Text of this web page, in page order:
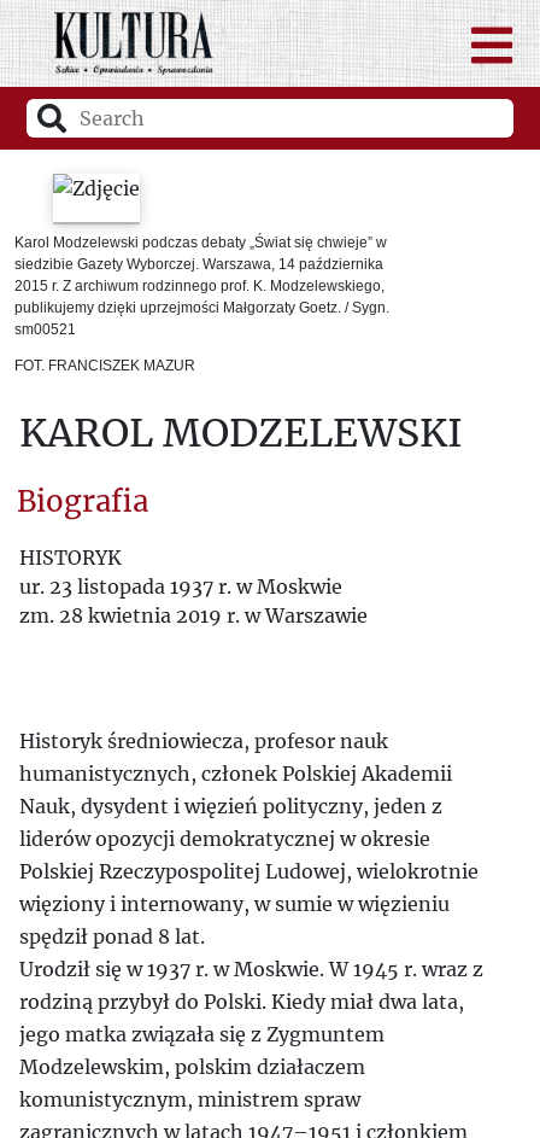
Karol Modzelewski podczas debaty „Świat się chwieje” w
siedzibie Gazety Wyborczej. Warszawa, 14 października
2015 r. Z archiwum rodzinnego prof. K. Modzelewskiego,
publikujemy dzięki uprzejmości Małgorzaty Goetz. / Sygn.
sm00521
FOT. FRANCISZEK MAZUR
KAROL MODZELEWSKI
Biografia
HISTORYK
ur. 23 listopada 1937 r. w Moskwie
zm. 28 kwietnia 2019 r. w Warszawie
Historyk średniowiecza, profesor nauk
humanistycznych, członek Polskiej Akademii
Nauk, dysydent i więzień polityczny, jeden z
liderów opozycji demokratycznej w okresie
Polskiej Rzeczypospolitej Ludowej, wielokrotnie
więziony i internowany, w sumie w więzieniu
spędził ponad 8 lat.
Urodził się w 1937 r. w Moskwie. W 1945 r. wraz z
rodziną przybył do Polski. Kiedy miał dwa lata,
jego matka związała się z Zygmuntem
Modzelewskim, polskim działaczem
komunistycznym, ministrem spraw
zagranicznych w latach 1947–1951 i członkiem